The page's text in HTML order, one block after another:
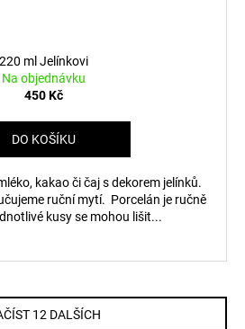
220 ml Jelínkovi
Na objednávku
450 Kč
DO KOŠÍKU
kakao či čaj s dekorem jelínků.
ruční mytí. Porcelán je ručně
kusy se mohou lišit...
12 DALŠÍCH